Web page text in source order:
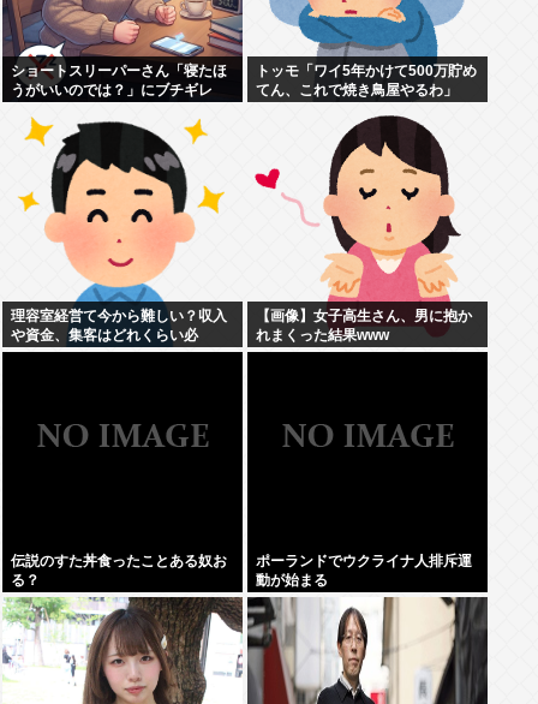
ショートスリーパーさん「寝たほ
うがいいのでは？」にブチギレ
トッモ「ワイ5年かけて500万貯め
てん、これで焼き鳥屋やるわ」
理容室経営て今から難しい？収入
や資金、集客はどれくらい必
要？？
【画像】女子高生さん、男に抱か
れまくった結果www
伝説のすた丼食ったことある奴お
る？
ポーランドでウクライナ人排斥運
動が始まる